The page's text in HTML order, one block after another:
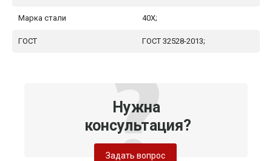
Марка стали 40Х;
ГОСТ ГОСТ 32528-2013;
Нужна
консультация?
Задать вопрос